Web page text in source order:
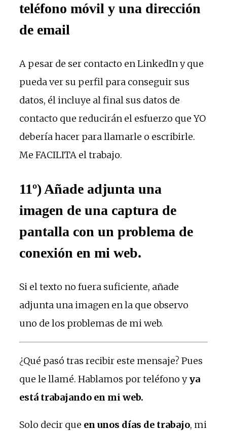
teléfono móvil y una dirección
de email
A pesar de ser contacto en LinkedIn y que
pueda ver su perfil para conseguir sus
datos, él incluye al final sus datos de
contacto que reducirán el esfuerzo que YO
debería hacer para llamarle o escribirle.
Me FACILITA el trabajo.
11º) Añade adjunta una
imagen de una captura de
pantalla con un problema de
conexión en mi web.
Si el texto no fuera suficiente, añade
adjunta una imagen en la que observo
uno de los problemas de mi web.
¿Qué pasó tras recibir este mensaje? Pues
que le llamé. Hablamos por teléfono yya
está trabajando en mi web.
Solo decir que en unos días de trabajo, mi